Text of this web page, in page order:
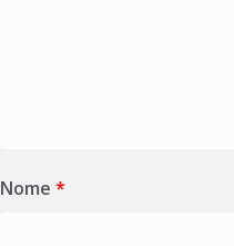
Nome *